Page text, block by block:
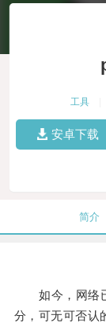
工具
安卓下载
简介
如今，网络已
分，可无可否认